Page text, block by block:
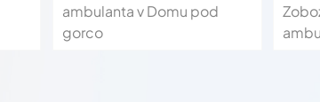
ambulanta v Domu pod
gorco